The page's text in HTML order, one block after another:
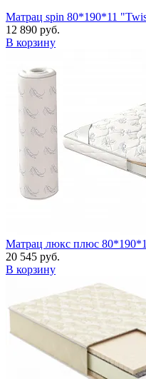
Матрац spin 80*190*11
12 890 руб.
В корзину
Матрац люкс плюс
20 545 руб.
В корзину